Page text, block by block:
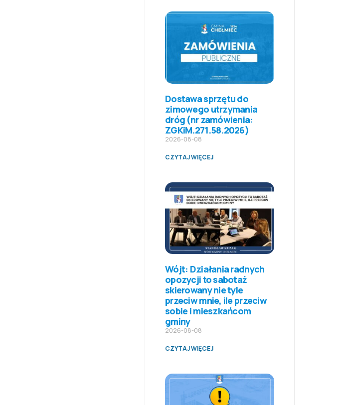
Dostawa sprzętu do
zimowego utrzymania
dróg (nr zamówienia:
ZGKiM.271.58.2026)
2026-08-08
CZYTAJ WIĘCEJ
Wójt: Działania radnych
opozycji to sabotaż
skierowany nie tyle
przeciw mnie, ile przeciw
sobie i mieszkańcom
gminy
2026-08-08
CZYTAJ WIĘCEJ